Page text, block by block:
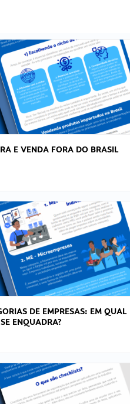
E VENDA FORA DO BRASIL
DE EMPRESAS: EM QUAL
ENQUADRA?